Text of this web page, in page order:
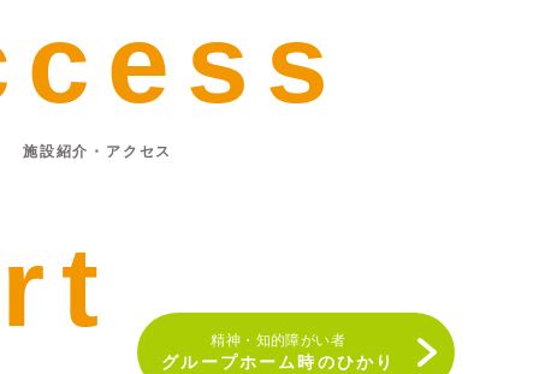
施設紹介・アクセス
精神・知的障がい者
グループホーム時のひかり